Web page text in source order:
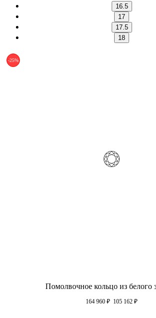
16.5
17
17.5
18
-25%
Помолвочное кольцо из белого
164 960 ₽ 105 162 ₽